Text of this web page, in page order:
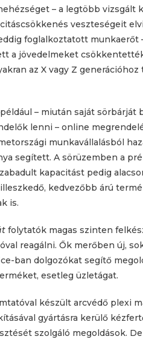
– a legtöbb vizsgált
veszteségeit
foglalkoztatott
a jövedelmeket
az X vagy Z
– miután saját
lenni – online
munkavállalásból
segített. A sörüzemben a
kapacitást pedig
kedvezőbb árú
is.
folytatók magas szinten
reagálni. Ők merőben új,
ban dolgozókat segítő
esetleg üzletágat.
készült arcvédő plexi
gyártásra kerülő
szolgáló megoldások.